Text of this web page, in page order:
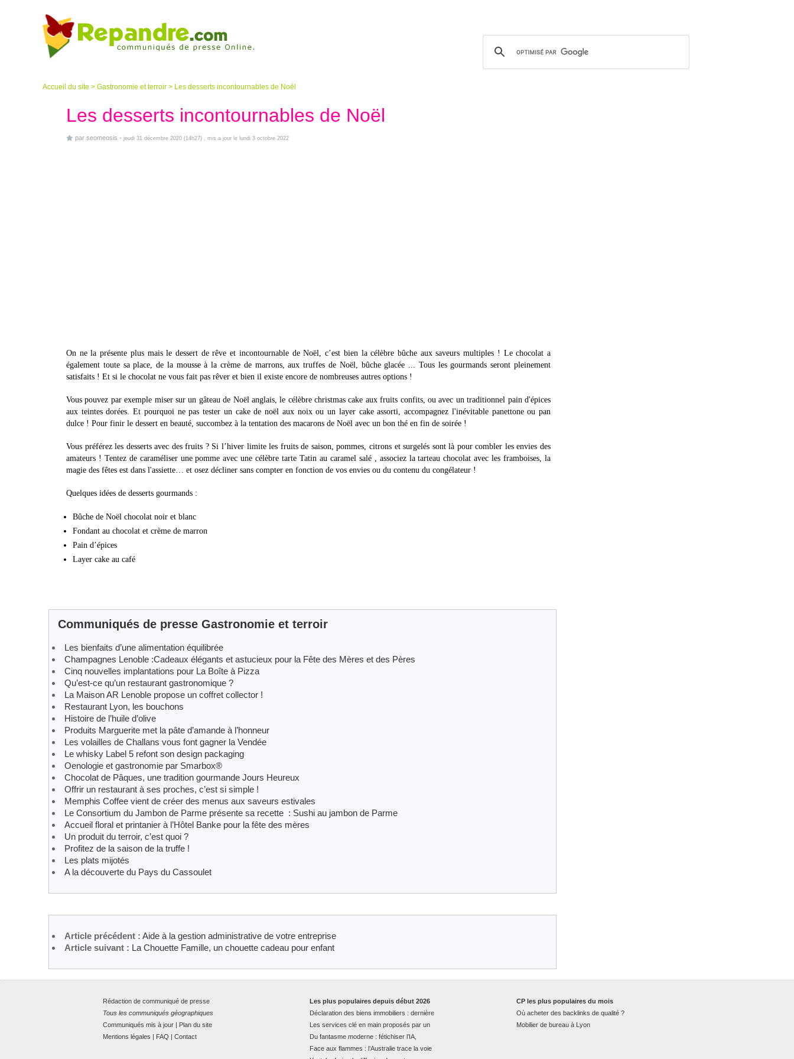
Accueil du site > Gastronomie et terroir > Les desserts incontournables de Noël
Les desserts incontournables de Noël
par seomeosis - jeudi 31 décembre 2020 (14h27) , mis a jour le lundi 3 octobre 2022
On ne la présente plus mais le dessert de rêve et incontournable de Noël, c’est bien la célèbre bûche aux saveurs multiples ! Le chocolat a
également toute sa place, de la mousse à la crème de marrons, aux truffes de Noël, bûche glacée ... Tous les gourmands seront pleinement
satisfaits ! Et si le chocolat ne vous fait pas rêver et bien il existe encore de nombreuses autres options !
Vous pouvez par exemple miser sur un gâteau de Noël anglais, le célèbre christmas cake aux fruits confits, ou avec un traditionnel pain d'épices
aux teintes dorées. Et pourquoi ne pas tester un cake de noël aux noix ou un layer cake assorti, accompagnez l'inévitable panettone ou pan
dulce ! Pour finir le dessert en beauté, succombez à la tentation des macarons de Noël avec un bon thé en fin de soirée !
Vous préférez les desserts avec des fruits ? Si l’hiver limite les fruits de saison, pommes, citrons et surgelés sont là pour combler les envies des
amateurs ! Tentez de caraméliser une pomme avec une célèbre tarte Tatin au caramel salé , associez la tarteau chocolat avec les framboises, la
magie des fêtes est dans l'assiette… et osez décliner sans compter en fonction de vos envies ou du contenu du congélateur !
Quelques idées de desserts gourmands :
Bûche de Noël chocolat noir et blanc
Fondant au chocolat et crème de marron
Pain d’épices
Layer cake au café
Communiqués de presse Gastronomie et terroir
Les bienfaits d’une alimentation équilibrée
Champagnes Lenoble :Cadeaux élégants et astucieux pour la Fête des Mères et des Pères
Cinq nouvelles implantations pour La Boîte à Pizza
Qu’est-ce qu’un restaurant gastronomique ?
La Maison AR Lenoble propose un coffret collector !
Restaurant Lyon, les bouchons
Histoire de l’huile d’olive
Produits Marguerite met la pâte d’amande à l’honneur
Les volailles de Challans vous font gagner la Vendée
Le whisky Label 5 refont son design packaging
Oenologie et gastronomie par Smarbox®
Chocolat de Pâques, une tradition gourmande Jours Heureux
Offrir un restaurant à ses proches, c’est si simple !
Memphis Coffee vient de créer des menus aux saveurs estivales
Le Consortium du Jambon de Parme présente sa recette : Sushi au jambon de Parme
Accueil floral et printanier à l’Hôtel Banke pour la fête des mères
Un produit du terroir, c’est quoi ?
Profitez de la saison de la truffe !
Les plats mijotés
A la découverte du Pays du Cassoulet
Article précédent : Aide à la gestion administrative de votre entreprise
Article suivant : La Chouette Famille, un chouette cadeau pour enfant
Rédaction de communiqué de presse
Tous les communiqués géographiques
Communiqués mis à jour | Plan du site
Mentions légales | FAQ | Contact
CP les plus populaires du mois
Où acheter des backlinks de qualité ?
Mobilier de bureau à Lyon
Les plus populaires depuis début 2026
Déclaration des biens immobiliers : dernière
Les services clé en main proposés par un
Du fantasme moderne : fétichiser l’IA,
Face aux flammes : l’Australie trace la voie